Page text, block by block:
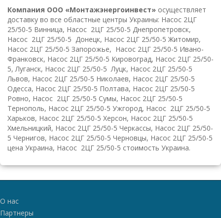
Компания ООО «Монтажэнергоинвест» осуществляет
доставку во все областные центры Украины: Насос 2ЦГ
25/50-5 Винница, Насос 2ЦГ 25/50-5 Днепропетровск,
Насос 2ЦГ 25/50-5 Донецк, Насос 2ЦГ 25/50-5 Житомир,
Насос 2ЦГ 25/50-5 Запорожье, Насос 2ЦГ 25/50-5 Ивано-
Франковск, Насос 2ЦГ 25/50-5 Кировоград, Насос 2ЦГ 25/50-
5, Луганск, Насос 2ЦГ 25/50-5 Луцк, Насос 2ЦГ 25/50-5
Львов, Насос 2ЦГ 25/50-5 Николаев, Насос 2ЦГ 25/50-5
Одесса, Насос 2ЦГ 25/50-5 Полтава, Насос 2ЦГ 25/50-5
Ровно, Насос 2ЦГ 25/50-5 Сумы, Насос 2ЦГ 25/50-5
Тернополь, Насос 2ЦГ 25/50-5 Ужгород, Насос 2ЦГ 25/50-5
Харьков, Насос 2ЦГ 25/50-5 Херсон, Насос 2ЦГ 25/50-5
Хмельницкий, Насос 2ЦГ 25/50-5 Черкассы, Насос 2ЦГ 25/50-
5 Чернигов, Насос 2ЦГ 25/50-5 Черновцы, Насос 2ЦГ 25/50-5
цена Украина, Насос 2ЦГ 25/50-5 стоимость Украина.
О нас
Партнеры